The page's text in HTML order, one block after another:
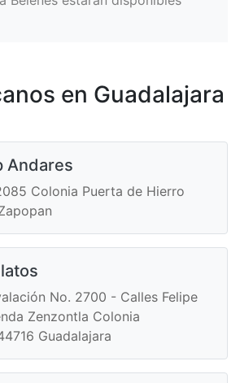
en Guadalajara
Andares
Colonia Puerta de Hierro
No. 2700 - Calles Felipe
Zenzontla Colonia
Guadalajara